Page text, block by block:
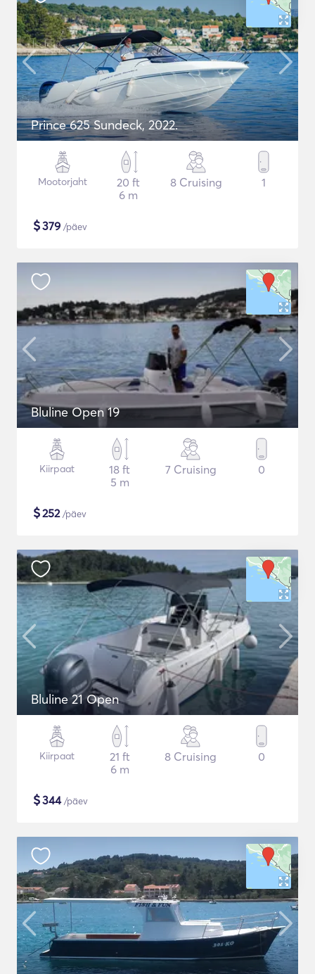
Prince 625 Sundeck, 2022.
Mootorjaht
20 ft
6 m
8 Cruising 1
$379 /päev
Bluline Open 19
Kiirpaat
18 ft
5 m
7 Cruising 0
$252/päev
Bluline 21 Open
Kiirpaat
21 ft
6 m
8 Cruising 0
$344/päev